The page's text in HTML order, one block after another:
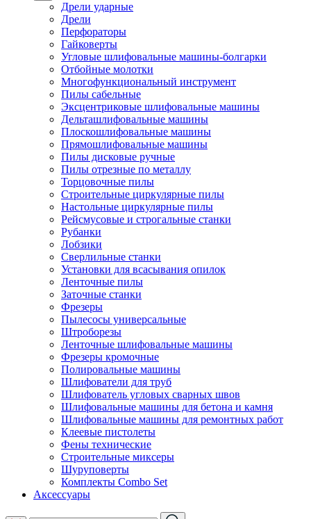
Дрели ударные
Дрели
Перфораторы
Гайковерты
Угловые шлифовальные машины-болгарки
Отбойные молотки
Многофункциональный инструмент
Пилы сабельные
Эксцентриковые шлифовальные машины
Дельташлифовальные машины
Плоскошлифовальные машины
Прямошлифовальные машины
Пилы дисковые ручные
Пилы отрезные по металлу
Торцовочные пилы
Строительные циркулярные пилы
Настольные циркулярные пилы
Рейсмусовые и строгальные станки
Рубанки
Лобзики
Сверлильные станки
Установки для всасывания опилок
Ленточные пилы
Заточные станки
Фрезеры
Пылесосы универсальные
Штроборезы
Ленточные шлифовальные машины
Фрезеры кромочные
Полировальные машины
Шлифователи для труб
Шлифователь угловых сварных швов
Шлифовальные машины для бетона и камня
Шлифовальные машины для ремонтных работ
Клеевые пистолеты
Фены технические
Строительные миксеры
Шуруповерты
Комплекты Combo Set
Аксессуары